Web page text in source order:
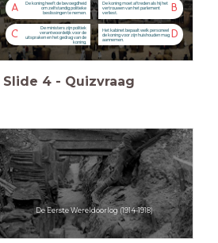
A
De koning heeft de bevoegdheid
om zelfstandig politieke
beslissingen te nemen.
B
De koning moet aftreden als hij het
vertrouwen van het parlement
verliest.
C
De ministers zijn politiek
verantwoordelijk voor de
uitspraken en het gedrag van de
koning.
D
Het kabinet bepaalt welk personeel
de koning voor zijn huishouden mag
aannemen.
Slide 4 - Quizvraag
De Eerste Wereldoorlog (1914-1918)